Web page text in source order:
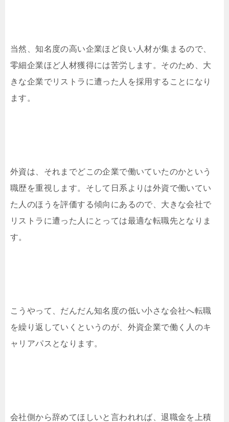
当然、知名度の高い企業ほど良い人材が集まるので、
零細企業ほど人材獲得には苦労します。そのため、大
きな企業でリストラに遭った人を採用することになり
ます。
外資は、それまでどこの企業で働いていたのかという
職歴を重視します。そして日系よりは外資で働いてい
た人のほうを評価する傾向にあるので、大きな会社で
リストラに遭った人にとっては最適な転職先となりま
す。
こうやって、だんだん知名度の低い小さな会社へ転職
を繰り返していくというのが、外資企業で働く人のキ
ャリアパスとなります。
会社側から辞めてほしいと言われれば、退職金を上積